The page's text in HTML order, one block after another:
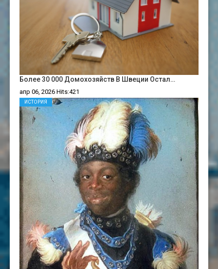
Более 30 000 Домохозяйств В Швеции Остал…
апр 06, 2026 Hits:421
ИСТОРИЯ